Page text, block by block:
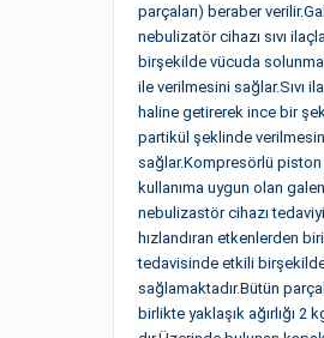
parçaları) beraber
nebulizatör cihazı sıvı
birşekilde vücuda
ile verilmesini sağlar.Sıvı
haline getirerek ince bir
partikül şeklinde
sağlar.Kompresörlü
kullanıma uygun olan
nebulizastör cihazı tedaviyi
hızlandıran etkenlerden
tedavisinde etkili
sağlamaktadır.Bütün
birlikte yaklaşık ağırlığı 2